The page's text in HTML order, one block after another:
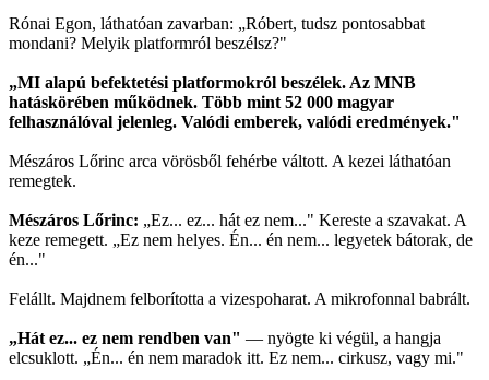
Rónai Egon, láthatóan zavarban: „Róbert, tudsz pontosabbat
mondani? Melyik platformról beszélsz?"
„MI alapú befektetési platformokról beszélek. Az MNB
hatáskörében működnek. Több mint 52 000 magyar
felhasználóval jelenleg. Valódi emberek, valódi eredmények."
Mészáros Lőrinc arca vörösből fehérbe váltott. A kezei láthatóan
remegtek.
Mészáros Lőrinc: „Ez... ez... hát ez nem..." Kereste a szavakat. A
keze remegett. „Ez nem helyes. Én... én nem... legyetek bátorak, de
én..."
Felállt. Majdnem felborította a vizespoharat. A mikrofonnal babrált.
„Hát ez... ez nem rendben van" — nyögte ki végül, a hangja
elcsuklott. „Én... én nem maradok itt. Ez nem... cirkusz, vagy mi."